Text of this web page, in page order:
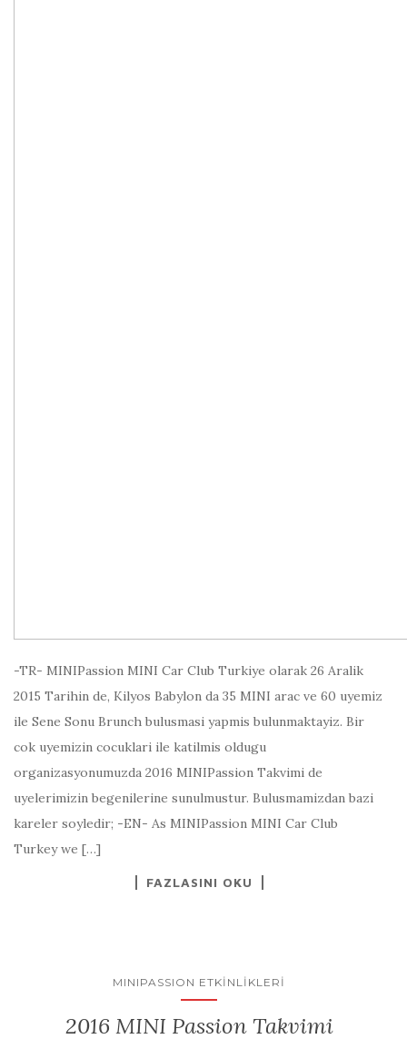
-TR- MINIPassion MINI Car Club Turkiye olarak 26 Aralik
2015 Tarihin de, Kilyos Babylon da 35 MINI arac ve 60 uyemiz
ile Sene Sonu Brunch bulusmasi yapmis bulunmaktayiz. Bir
cok uyemizin cocuklari ile katilmis oldugu
organizasyonumuzda 2016 MINIPassion Takvimi de
uyelerimizin begenilerine sunulmustur. Bulusmamizdan bazi
kareler soyledir; -EN- As MINIPassion MINI Car Club
Turkey we […]
FAZLASINI OKU
MINIPASSION ETKINLIKLERI
2016 MINI Passion Takvimi